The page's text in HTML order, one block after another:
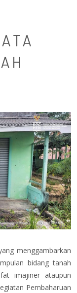
menggambarkan
bidang tanah
imajiner ataupun
Pembaharuan